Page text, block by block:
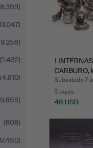
(2.432)
(808)
CARBURO,
Subastado 7
5 pujas
48 USD